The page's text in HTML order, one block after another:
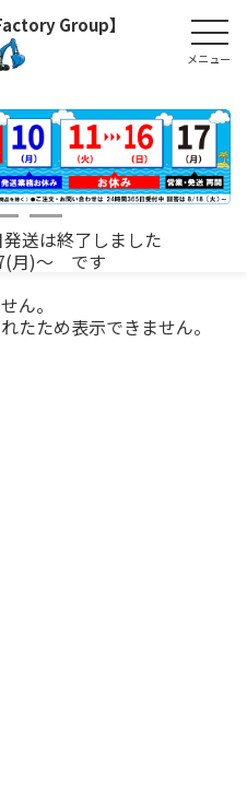
Group】
送は終了しました
月)～ です
ん。
たため表示できません。